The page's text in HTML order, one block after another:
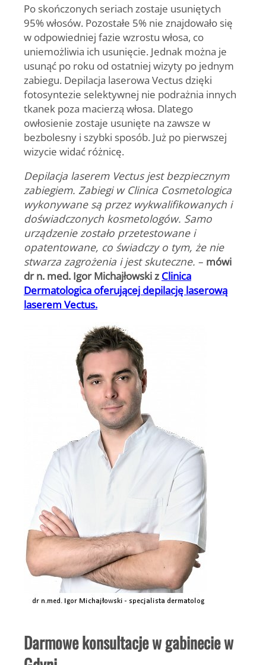
Po skończonych seriach zostaje usuniętych
95% włosów. Pozostałe 5% nie znajdowało się
w odpowiedniej fazie wzrostu włosa, co
uniemożliwia ich usunięcie. Jednak można je
usunąć po roku od ostatniej wizyty po jednym
zabiegu. Depilacja laserowa Vectus dzięki
fotosyntezie selektywnej nie podrażnia innych
tkanek poza macierzą włosa. Dlatego
owłosienie zostaje usunięte na zawsze w
bezbolesny i szybki sposób. Już po pierwszej
wizycie widać różnicę.
Depilacja laserem Vectus jest bezpiecznym
zabiegiem. Zabiegi w Clinica Cosmetologica
wykonywane są przez wykwalifikowanych i
doświadczonych kosmetologów. Samo
urządzenie zostało przetestowane i
opatentowane, co świadczy o tym, że nie
stwarza zagrożenia i jest skuteczne. – mówi
dr n. med. Igor Michajłowski z Clinica
Dermatologica oferującej depilację laserową
laserem Vectus.
Darmowe konsultacje w gabinecie w